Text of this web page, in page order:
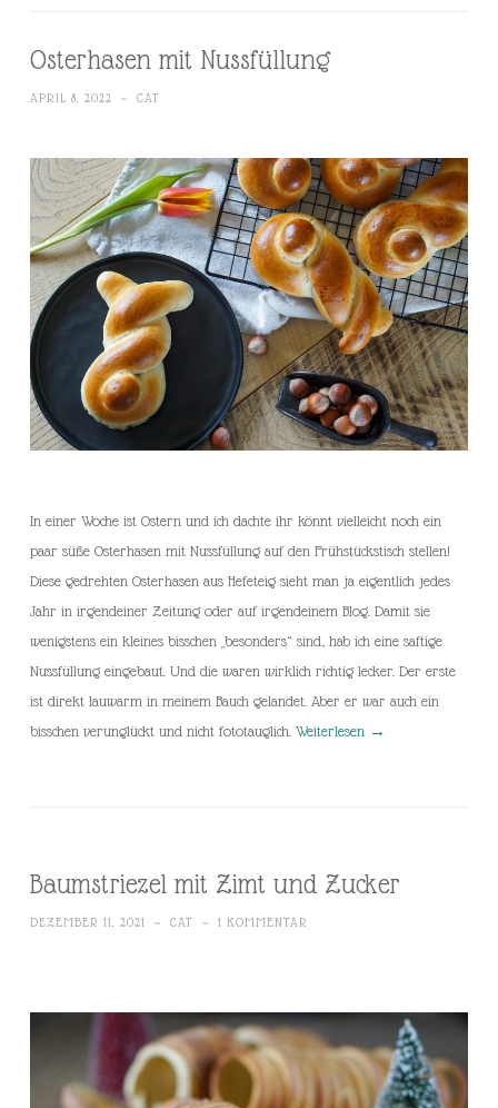
Osterhasen mit Nussfüllung
APRIL 8, 2022 ~ CAT
In einer Woche ist Ostern und ich dachte ihr könnt vielleicht noch ein
paar süße Osterhasen mit Nussfüllung auf den Frühstückstisch stellen!
Diese gedrehten Osterhasen aus Hefeteig sieht man ja eigentlich jedes
Jahr in irgendeiner Zeitung oder auf irgendeinem Blog. Damit sie
wenigstens ein kleines bisschen „besonders“ sind, hab ich eine saftige
Nussfüllung eingebaut. Und die waren wirklich richtig lecker. Der erste
ist direkt lauwarm in meinem Bauch gelandet. Aber er war auch ein
bisschen verunglückt und nicht fototauglich. Weiterlesen →
Baumstriezel mit Zimt und Zucker
DEZEMBER 11, 2021 ~ CAT ~ 1 KOMMENTAR